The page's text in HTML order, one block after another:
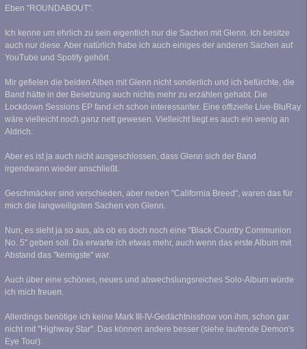
Eben "ROUNDABOUT".
Ich kenne um ehrlich zu sein eigentlich nur die Sachen mit Glenn. Ich besitze
auch nur diese. Aber natürlich habe ich auch einiges der anderen Sachen auf
YouTube und Spotify gehört.
Mir gefielen die beiden Alben mit Glenn nicht sonderlich und ich befürchte, die
Band hätte in der Besetzung auch nichts mehr zu erzählen gehabt. Die
Lockdown Sessions EP fand ich schon interessanter. Eine offizielle Live-BluRay
wäre vielleicht noch ganz nett gewesen. Vielleicht liegt es auch ein wenig an
Aldrich.
Aber es ist ja auch nicht ausgeschlossen, dass Glenn sich der Band
irgendwann wieder anschließt.
Geschmäcker sind verschieden, aber neben "California Breed", waren das für
mich die langweiligsten Sachen von Glenn.
Nun, es sieht ja so aus, als ob es doch noch eine "Black Country Communion
No. 5" geben soll. Da erwarte ich etwas mehr, auch wenn das erste Album mit
Abstand das "kernigste" war.
Auch über eine schönes, neues und abwechslungsreiches Solo-Album würde
ich mich freuen.
Allerdings benötige ich keine Mark III-IV-Gedächtnisshow von ihm, schon gar
nicht mit "Highway Star". Das können andere besser (siehe laufende Demon's
Eye Tour).